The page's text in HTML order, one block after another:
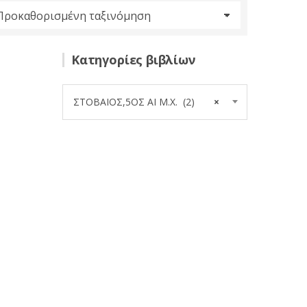
Κατηγορίες βιβλίων
×
ΣΤΟΒΑΙΟΣ,5ΟΣ ΑΙ Μ.Χ. (2)